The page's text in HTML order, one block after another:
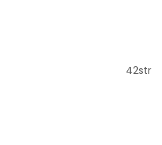
42str